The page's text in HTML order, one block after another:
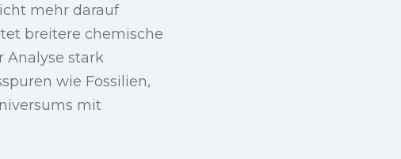
mehr darauf
breitere chemische
Analyse stark
wie Fossilien,
mit